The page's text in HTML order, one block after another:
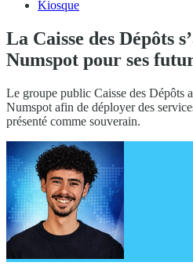
Kiosque
La Caisse des Dépôts
Numspot pour ses
Le groupe public Caisse des Dépôts
Numspot afin de déployer des
présenté comme souverain.